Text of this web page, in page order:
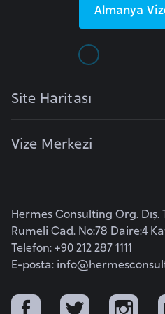
Almanya
Site Haritası
Vize Merkezi
Hermes Consulting Org. Dış.
Rumeli Cad. No:78 Daire:4
Telefon: +90 212 287 1111
E-posta:
s
a
u
r
k
i
a